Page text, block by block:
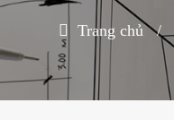
Trang chủ /